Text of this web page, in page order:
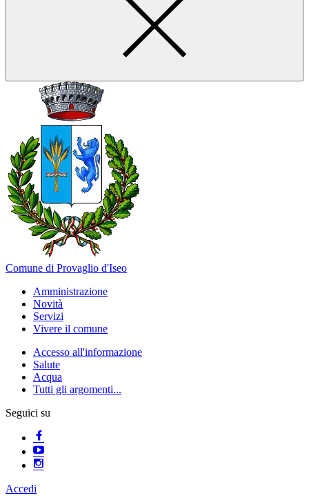
Comune di Provaglio d'Iseo
Amministrazione
Novità
Servizi
Vivere il comune
Accesso all'informazione
Salute
Acqua
Tutti gli argomenti...
Seguici su
Accedi